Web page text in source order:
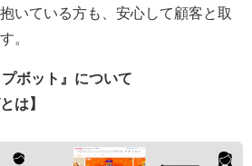
いている方も、安心して顧客と取
。
ボット』について
は】